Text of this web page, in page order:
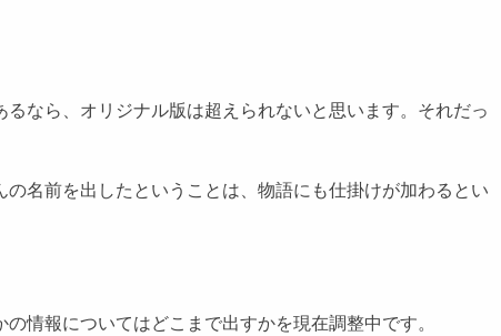
なら、オリジナル版は超えられないと思います。それだっ
名前を出したということは、物語にも仕掛けが加わるとい
情報についてはどこまで出すかを現在調整中です。